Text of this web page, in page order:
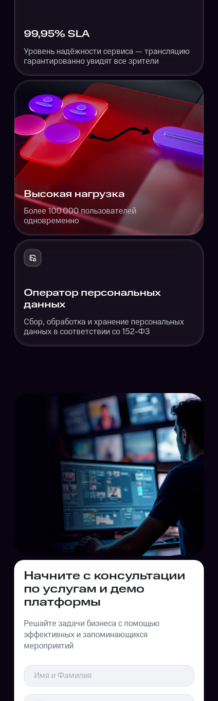
99,95% SLA
Уровень надёжности сервиса — трансляцию
гарантированно увидят все зрители
Оператор персональных
данных
Сбор, обработка и хранение персональных
данных в соответствии со 152-ФЗ
Высокая нагрузка
Более 100 000 пользователей
одновременно
Инфраструктура
2 независимых ЦОД, сетевое
оборудование, серверы,
каналы связи, гарантия защиты
от DDoS-атак
Собственный парк
Только современная техника
Начните с консультации
по услугам и демо
платформы
Решайте задачи бизнеса с помощью
эффективных и запоминающихся
мероприятий